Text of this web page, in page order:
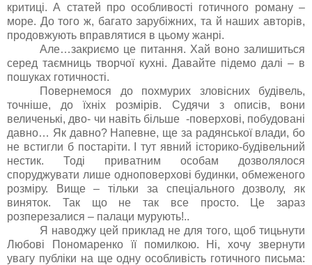
критиці. А статей про особливості готичного роману –
море. До того ж, багато зарубіжних, та й наших авторів,
продовжують вправлятися в цьому жанрі.
Але…закриємо це питання. Хай воно залишиться
серед таємниць творчої кухні. Давайте підемо далі – в
пошуках готичності.
Повернемося до похмурих зловісних будівель,
точніше, до їхніх розмірів. Судячи з описів, вони
величенькі, дво- чи навіть більше -поверхові, побудовані
давно… Як давно? Напевне, ще за радянської влади, бо
не встигли б постаріти. І тут явний історико-будівельний
нестик. Тоді приватним особам дозволялося
споруджувати лише одноповерхові будинки, обмеженого
розміру. Вище – тільки за спеціального дозволу, як
виняток. Так що не так все просто. Це зараз
розперезалися – палаци мурують!..
Я наводжу цей приклад не для того, щоб тицьнути
Любові Пономаренко її помилкою. Ні, хочу звернути
увагу публіки на ще одну особливість готичного письма: